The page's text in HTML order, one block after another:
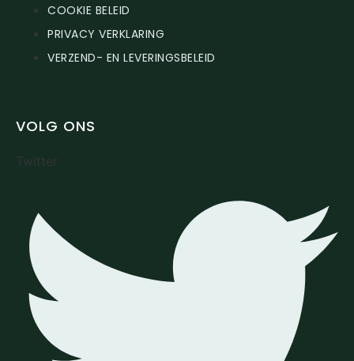
COOKIE BELEID
PRIVACY VERKLARING
VERZEND- EN LEVERINGSBELEID
VOLG ONS
Twitter